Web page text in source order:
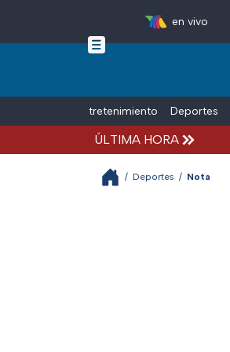
Skip to main content
en vivo
Entretenimiento Deportes
ÚLTIMA HORA
/ Deportes / Nota